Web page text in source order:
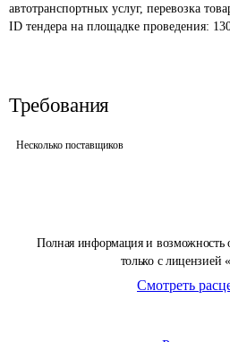
Полная информация и возможность
только с лицензией
Смотреть
автотранспортных услуг, перевозка
ID тендера на площадке проведения:
Требования
Несколько поставщиков